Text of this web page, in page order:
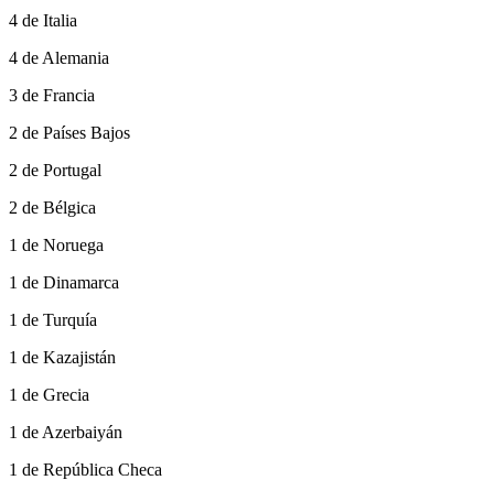
4 de Italia
4 de Alemania
3 de Francia
2 de Países Bajos
2 de Portugal
2 de Bélgica
1 de Noruega
1 de Dinamarca
1 de Turquía
1 de Kazajistán
1 de Grecia
1 de Azerbaiyán
1 de República Checa